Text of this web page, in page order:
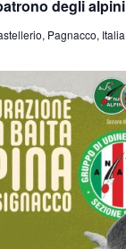
degli alpini
Pagnacco, Italia